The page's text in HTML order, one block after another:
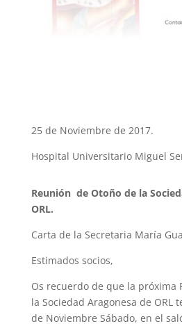
25 de Noviembre de 2017.
Hospital Universitario Miguel
Reunión de Otoño de la
ORL.
Carta de la Secretaria María
Estimados socios,
Os recuerdo de que la próxima
la Sociedad Aragonesa de ORL
de Noviembre Sábado, en el